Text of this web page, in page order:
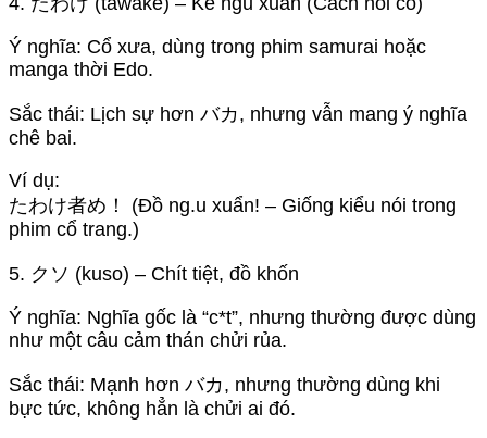
Ý nghĩa: Cổ xưa, dùng trong phim samurai hoặc
manga thời Edo.
Sắc thái: Lịch sự hơn バカ, nhưng vẫn mang ý nghĩa
chê bai.
Ví dụ:
たわけ者め！ (Đồ ng.u xuẩn! – Giống kiểu nói trong
phim cổ trang.)
5. クソ (kuso) – Chít tiệt, đồ khốn
Ý nghĩa: Nghĩa gốc là “c*t”, nhưng thường được dùng
như một câu cảm thán chửi rủa.
Sắc thái: Mạnh hơn バカ, nhưng thường dùng khi
bực tức, không hẳn là chửi ai đó.